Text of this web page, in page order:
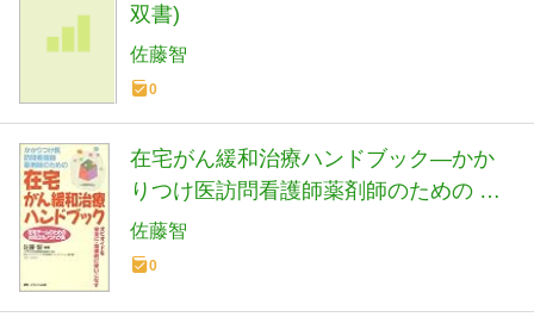
双書)
佐藤智
0
在宅がん緩和治療ハンドブック―かか
りつけ医訪問看護師薬剤師のための 在
宅チームのためのお役立ちノウハウ集
オピ
佐藤智
0